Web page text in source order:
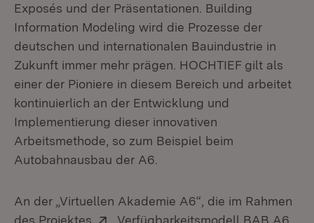
Exposés und der Präsentationen. Building
Information Modeling wird die Prozesse der
deutschen und internationalen Bauindustrie in
Zukunft immer mehr prägen. HOCHTIEF gilt als
einer der Pioniere in diesem Bereich und arbeitet
kontinuierlich an der Entwicklung und
Implementierung dieser innovativen
Arbeitsmethode, so zum Beispiel beim
Autobahnausbau der A6.
An der „Virtuellen Akademie A6“, die im Rahmen
des Projektes
Extern:
„Verfügbarkeitsmodell BAB A6